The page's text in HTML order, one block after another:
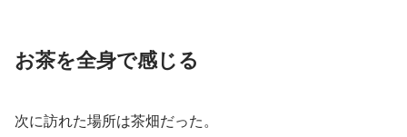
お茶を全身で感じる
次に訪れた場所は茶畑だった。